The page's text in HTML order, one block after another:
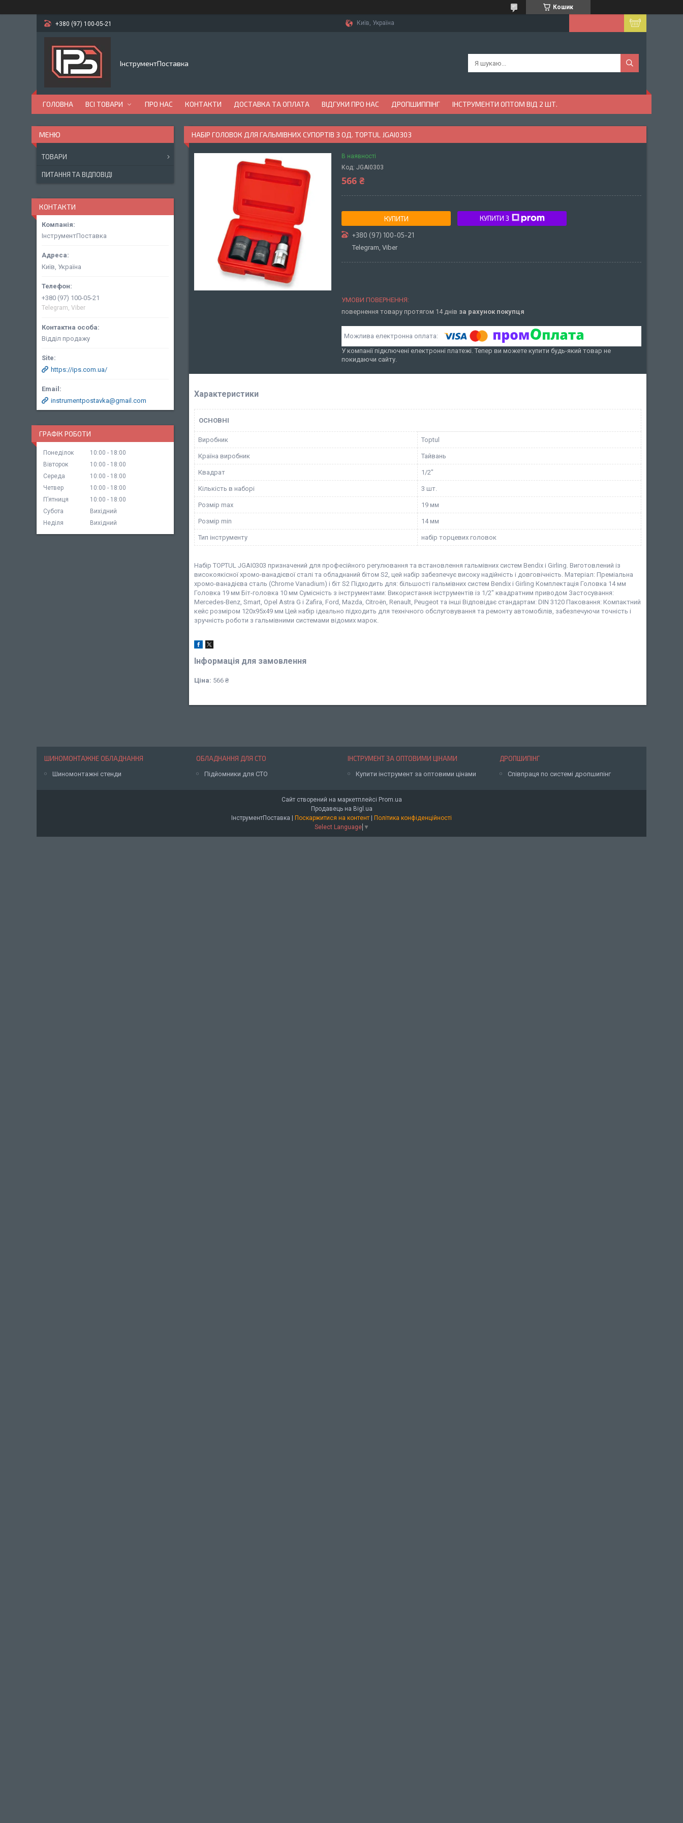
Кошик
+380 (97) 100-05-21 Київ, Україна
ІнструментПоставка
ГОЛОВНА ВСІ ТОВАРИ ПРО НАС КОНТАКТИ ДОСТАВКА ТА ОПЛАТА ВІДГУКИ ПРО НАС ДРОПШИППІНГ ІНСТРУМЕНТИ ОПТОМ ВІД 2 ШТ.
НАБІР ГОЛОВОК ДЛЯ ГАЛЬМІВНИХ СУПОРТІВ 3 ОД. TOPTUL JGAI0303
В наявності
Код: JGAI0303
566 ₴
КУПИТИ КУПИТИ З
+380 (97) 100-05-21
Telegram, Viber
повернення товару протягом 14 днів за рахунок покупця
У компанії підключені електронні платежі. Тепер ви можете купити будь-який товар не
покидаючи сайту.
Характеристики
ОСНОВНІ
Виробник Toptul
Країна виробник Тайвань
Квадрат 1/2"
Кількість в наборі 3 шт.
Розмір max 19 мм
Розмір min 14 мм
Тип інструменту набір торцевих головок
Набір TOPTUL JGAI0303 призначений для професійного регулювання та встановлення гальмівних систем Bendix і Girling. Виготовлений із
високоякісної хромо-ванадієвої сталі та обладнаний бітом S2, цей набір забезпечує високу надійність і довговічність. Матеріал: Преміальна
хромо-ванадієва сталь (Chrome Vanadium) і біт S2 Підходить для: більшості гальмівних систем Bendix і Girling Комплектація Головка 14 мм
Головка 19 мм Біт-головка 10 мм Сумісність з інструментами: Використання інструментів із 1/2" квадратним приводом Застосування:
Mercedes-Benz, Smart, Opel Astra G і Zafira, Ford, Mazda, Citroën, Renault, Peugeot та інші Відповідає стандартам: DIN 3120 Паковання: Компактний
кейс розміром 120x95x49 мм Цей набір ідеально підходить для технічного обслуговування та ремонту автомобілів, забезпечуючи точність і
зручність роботи з гальмівними системами відомих марок.
Інформація для замовлення
Ціна: 566 ₴
ТОВАРИ
ПИТАННЯ ТА ВІДПОВІДІ
КОНТАКТИ
ІнструментПоставка
Київ, Україна
+380 (97) 100-05-21
Telegram, Viber
Відділ продажу
https://ips.com.ua/
instrumentpostavka@gmail.com
ГРАФІК РОБОТИ
Понеділок 10:00
18:00
Вівторок
10:00
18:00
Середа
10:00
18:00
Четвер
10:00
18:00
Пʼятниця
10:00
18:00
Субота
Вихідний
Неділя
Вихідний
ШИНОМОНТАЖНЕ ОБЛАДНАННЯ
Шиномонтажні стенди
ОБЛАДНАННЯ ДЛЯ СТО
Підйомники для СТО
ІНСТРУМЕНТ ЗА ОПТОВИМИ ЦІНАМИ
Купити інструмент за оптовими цінами
ДРОПШИПІНГ
Співпраця по системі дропшипінг
Сайт створений на маркетплейсі Prom.ua
Продавець на Bigl.ua
ІнструментПоставка | Поскаржитися на контент | Політика конфіденційності
Select Language ▼